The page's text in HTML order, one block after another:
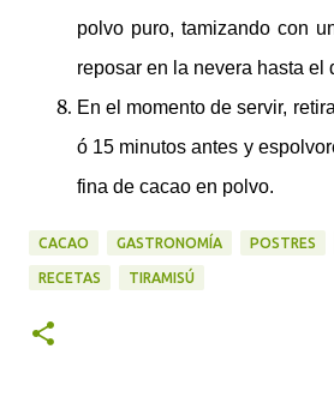
polvo puro, tamizando con
reposar en la nevera hasta el
En el momento de servir,
ó 15 minutos antes y
fina de cacao en polvo.
CACAO GASTRONOMÍA POSTRES
RECETAS TIRAMISÚ